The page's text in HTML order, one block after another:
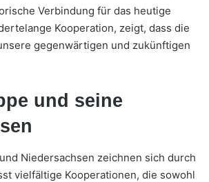
Verbindung für das heutige
Kooperation, zeigt, dass die
gegenwärtigen und zukünftigen
und seine
Niedersachsen zeichnen sich durch
vielfältige Kooperationen, die sowohl